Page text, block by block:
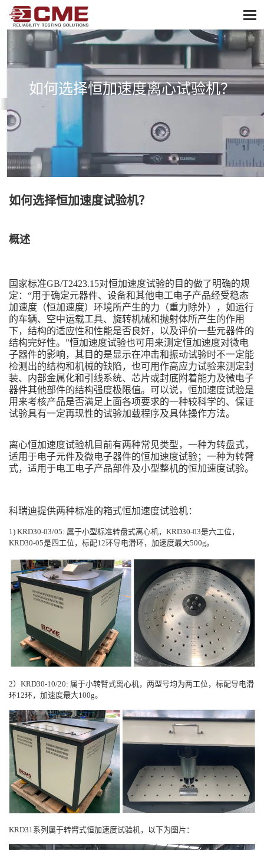
如何选择恒加速度离心试验机？
如何选择恒加速度试验机？
概述
国家标准GB/T2423.15对恒加速度试验的目的做了明确的规
定：“用于确定元器件、设备和其他电工电子产品经受稳态
加速度（恒加速度）环境所产生的力（重力除外），如运行
的车辆、空中运载工具、旋转机械和抛射体所产生的作用
下，结构的适应性和性能是否良好，以及评价一些元器件的
结构完好性。”恒加速度试验也可用来测定恒加速度对微电
子器件的影响，其目的是显示在冲击和振动试验时不一定能
检测出的结构和机械的缺陷，也可用作高应力试验来测定封
装、内部金属化和引线系统、芯片或封底附着能力及微电子
器件其他部件的结构强度极限值。可以说，恒加速度试验是
用来考核产品是否满足上面各项要求的一种较科学的、保证
试验具有一定再现性的试验加载程序及具体操作方法。
离心恒加速度试验机目前有两种常见类型，一种为转盘式，
适用于电子元件及微电子器件的恒加速度试验；一种为转臂
式，适用于电工电子产品部件及小型整机的恒加速度试验。
科瑞迪提供两种标准的箱式恒加速度试验机：
1) KRD30-03/05: 属于小型标准转盘式离心机，KRD30-03是六工位，
KRD30-05是四工位，标配12环导电滑环，加速度最大500g。
2）KRD30-10/20: 属于小转臂式离心机，两型号均为两工位，标配导电滑
环12环，加速度最大100g。
KRD31系列属于转臂式恒加速度试验机，以下为图片：